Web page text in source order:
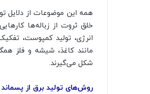
همه این موضوعات از دلایل
خلق ثروت از زباله‌ها
انرژی، تولیدکمپوست،
مانند کاغذ، شیشه و فلز
شکل می‌گیرند.
روش‌های تولید برق از پسماند